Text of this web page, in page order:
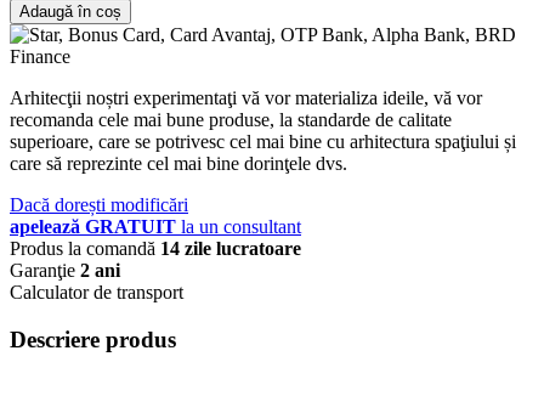
Adaugă în coș
Arhitecţii noștri experimentaţi vă vor materializa ideile, vă vor
recomanda cele mai bune produse, la standarde de calitate
superioare, care se potrivesc cel mai bine cu arhitectura spaţiului și
care să reprezinte cel mai bine dorinţele dvs.
Dacă dorești modificări
apelează GRATUIT la un consultant
Produs la comandă 14 zile lucratoare
Garanţie 2 ani
Calculator de transport
Descriere produs